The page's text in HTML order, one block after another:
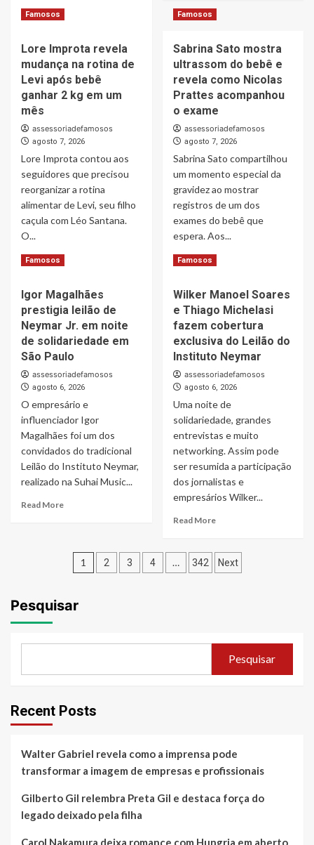
Read More Read
more
Stefany,
ex-
atriz
mirim
desabafa
sobre
músicas
da
diz
nunca
royalties
about
Leonardo
60
porcos
brinca
com
dificuldade
para
fazer
pedir
ajuda”
Famosos
Lore Improta revela
mudança na rotina de
Levi após bebê
ganhar 2 kg em um
mês
assessoriadefamosos
agosto 7, 2026
Lore Improta contou aos
seguidores que precisou
reorganizar a rotina
alimentar de Levi, seu filho
caçula com Léo Santana.
O...
Read More Read
more
Lore
Improta
revela
mudança
na
rotina
de
Levi
após
bebê
ganhar
kg
em
um
Famosos
Sabrina Sato mostra
ultrassom do bebê e
revela como Nicolas
Prattes acompanhou
o exame
assessoriadefamosos
agosto 7, 2026
Sabrina Sato compartilhou
um momento especial da
gravidez ao mostrar
registros de um dos
exames do bebê que
espera. Aos...
Read More Read
more
Sabrina
Sato
mostra
ultrassom
do
bebê
e
revela
como
Nicolas
o
exame
Famosos
Igor Magalhães
prestigia leilão de
Neymar Jr. em noite
de solidariedade em
São Paulo
assessoriadefamosos
agosto 6, 2026
O empresário e
influenciador Igor
Magalhães foi um dos
convidados do tradicional
Leilão do Instituto Neymar,
realizado na Suhai Music...
Read MoreRead
Magalhães
prestigia
Neymar
solidariedade
Paulo
Famosos
Wilker Manoel Soares
e Thiago Michelasi
fazem cobertura
exclusiva do Leilão do
Instituto Neymar
assessoriadefamosos
agosto 6, 2026
Uma noite de
solidariedade, grandes
entrevistas e muito
networking. Assim pode
ser resumida a participação
dos jornalistas e
empresários Wilker...
Read MoreRead
Wilker
Manoel
exclusiva
do
Paginação
posts
1 2 3 4 … 342 Next
Pesquisar
Pesquisar
Recent Posts
Walter Gabriel revela como a imprensa pode
transformar a imagem de empresas e profissionais
Gilberto Gil relembra Preta Gil e destaca força do
legado deixado pela filha
Carol Nakamura deixa romance com Hungria em aberto